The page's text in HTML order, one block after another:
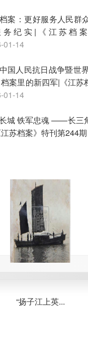
案：更好服务人民
务纪实|《江苏档
01-14
国人民抗日战争暨世
案里的新四军|《江苏
01-14
城 铁军忠魂 ——长三
苏档案》特刊第244期
历史自述：淮阴抗战先
延安：八路军第一架飞
特刊第242期
2025-
中国人民抗日战争暨世
|《江苏档案》特刊第
“扬子江上英...